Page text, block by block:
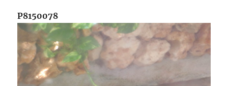
P8150078